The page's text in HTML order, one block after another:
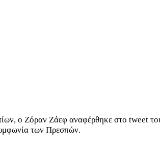
ο Ζόραν Ζάεφ αναφέρθηκε στο tweet
των Πρεσπών.